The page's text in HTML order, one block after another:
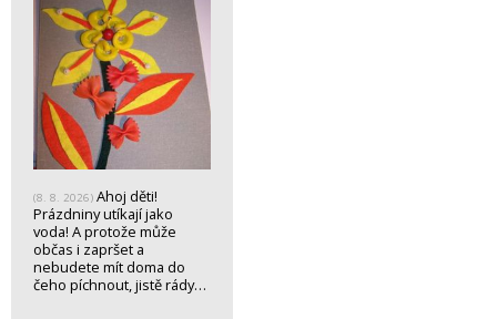
(8. 8. 2026) Ahoj děti!
Prázdniny utíkají jako
voda! A protože může
občas i zapršet a
nebudete mít doma do
čeho píchnout, jistě rády…